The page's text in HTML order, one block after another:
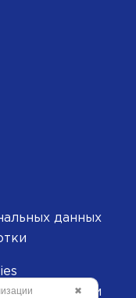
данных
метрическими
✖